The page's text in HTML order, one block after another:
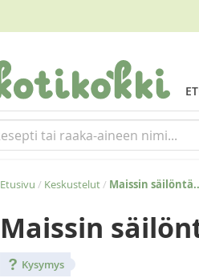
Etusivu / Keskustelut/ Maissin
Maissin
Kysymys